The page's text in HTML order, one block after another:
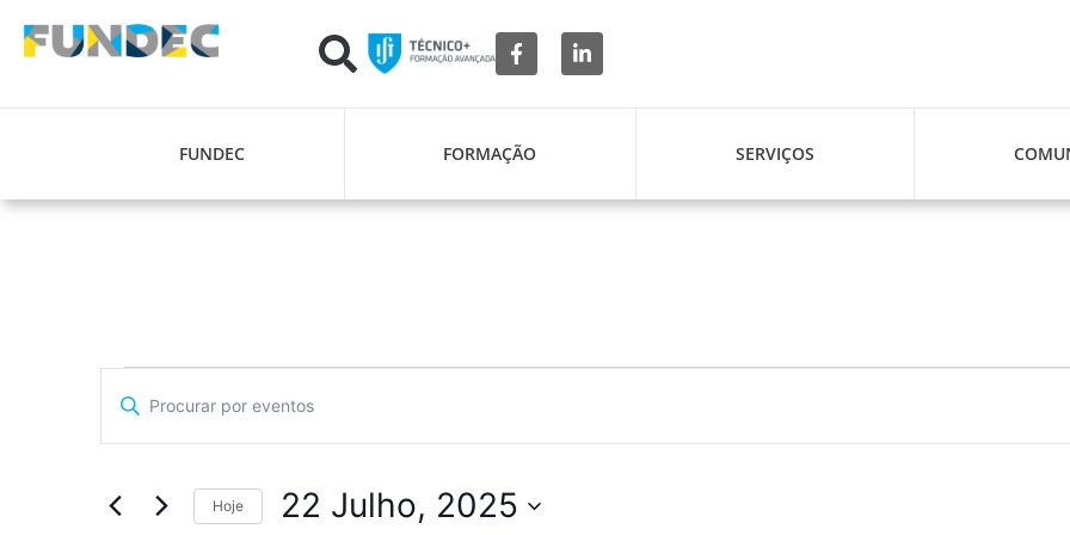
FUNDEC FORMAÇÃO SERVIÇOS
Navegação
de
pesquisa
Digite
chave.
Eventos
Hoje 22 Julho, 2025